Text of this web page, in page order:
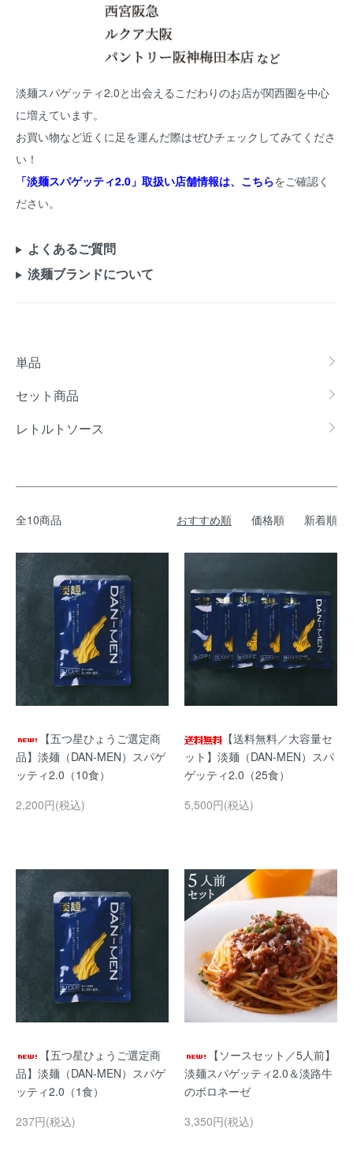
淡麺スパゲッティ2.0と出会えるこだわりのお店が関西圏を中心
に増えています。
お買い物など近くに足を運んだ際はぜひチェックしてみてくださ
い！
「淡麺スパゲッティ2.0」取扱い店舗情報は、こちらをご確認く
ださい。
よくあるご質問
淡麺ブランドについて
カテゴリー一覧
単品
セット商品
レトルトソース
全10商品 おすすめ順 価格順 新着順
【五つ星ひょうご選定商
品】淡麺（DAN-MEN）スパゲ
ッティ2.0（10食）
2,200円(税込)
【送料無料／大容量セ
ット】淡麺（DAN-MEN）スパ
ゲッティ2.0（25食）
5,500円(税込)
【五つ星ひょうご選定商
品】淡麺（DAN-MEN）スパゲ
ッティ2.0（1食）
237円(税込)
【ソースセット／5人前】
淡麺スパゲッティ2.0＆淡路牛
のボロネーゼ
3,350円(税込)